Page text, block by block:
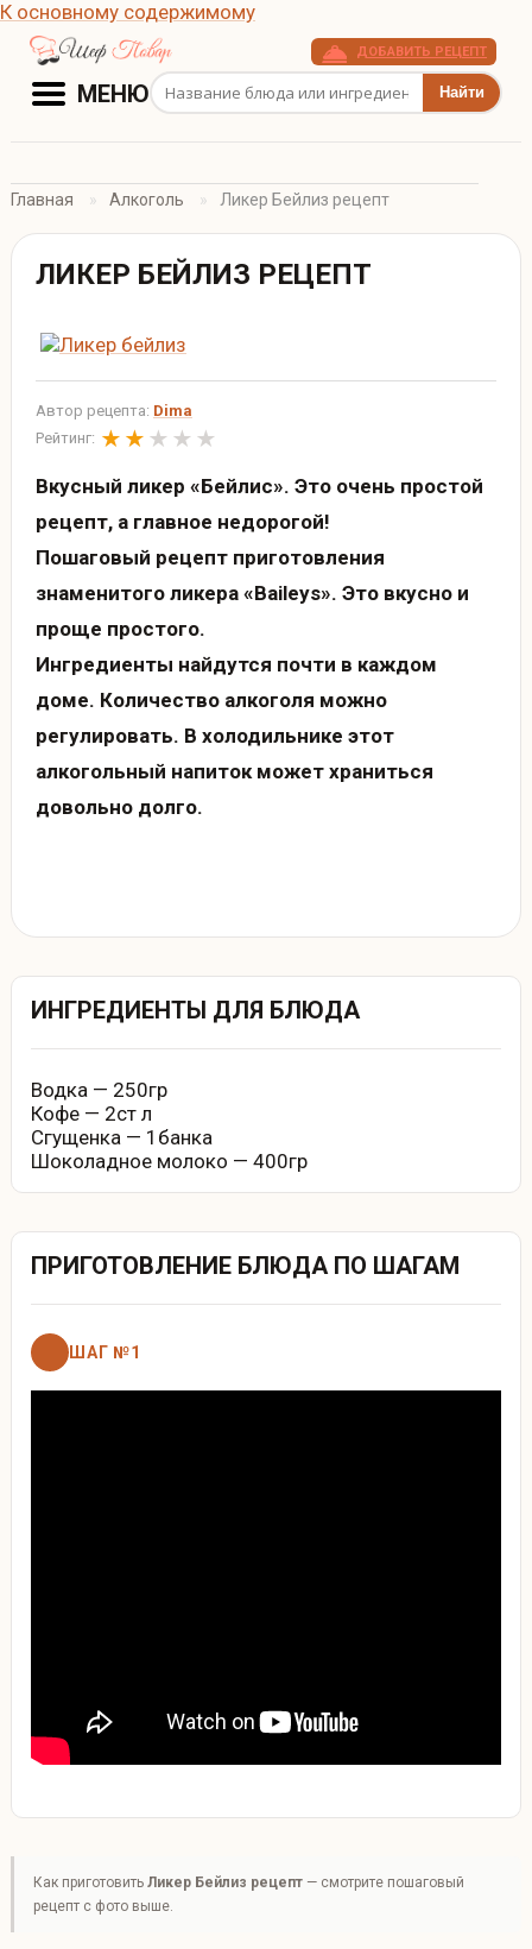
К основному содержимому
ДОБАВИТЬ РЕЦЕПТ
МЕНЮ Поиск рецептов
Главная Алкоголь Ликер Бейлиз рецепт
ЛИКЕР БЕЙЛИЗ РЕЦЕПТ
Автор рецепта: Dima
Рейтинг:
Вкусный ликер «Бейлис». Это очень простой
рецепт, а главное недорогой!
Пошаговый рецепт приготовления
знаменитого ликера «Baileys». Это вкусно и
проще простого.
Ингредиенты найдутся почти в каждом
доме. Количество алкоголя можно
регулировать. В холодильнике этот
алкогольный напиток может храниться
довольно долго.
ИНГРЕДИЕНТЫ ДЛЯ БЛЮДА
Водка — 250гр
Кофе — 2ст л
Сгущенка — 1банка
Шоколадное молоко — 400гр
ПРИГОТОВЛЕНИЕ БЛЮДА ПО ШАГАМ
ШАГ №1
Как приготовить Ликер Бейлиз рецепт— смотрите пошаговый
рецепт с фото выше.